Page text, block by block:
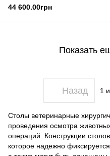
44 600.00грн
Показать
Назад 1
Столы ветеринарные
проведения осмотра
операций. Конструкции
которое надежно